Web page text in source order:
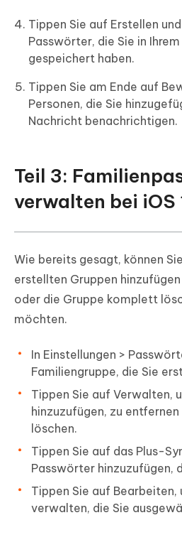
Tippen Sie auf Erstellen
Passwörter, die Sie in
gespeichert haben.
Tippen Sie am Ende auf
Personen, die Sie
Nachricht benachrichtigen.
Teil 3:
verwalten bei iOS
Wie bereits gesagt, können
erstellten Gruppen
oder die Gruppe komplett
möchten.
In Einstellungen >
Familiengruppe, die Sie
Tippen Sie auf Verwalten,
hinzuzufügen, zu
löschen.
Tippen Sie auf das Plus-
Passwörter hinzuzufügen,
Tippen Sie auf
verwalten, die Sie